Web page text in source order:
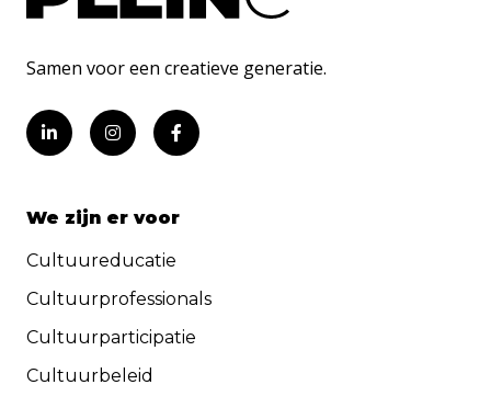
Samen voor een creatieve generatie.
We zijn er voor
Cultuureducatie
Cultuurprofessionals
Cultuurparticipatie
Cultuurbeleid